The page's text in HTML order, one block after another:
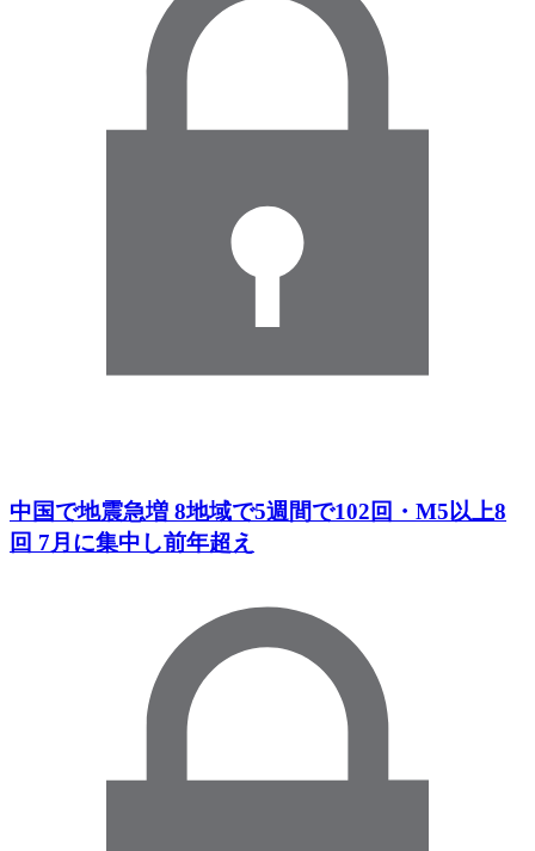
中国で地震急増 8地域で5週間で102回・M5以上8
回 7月に集中し前年超え